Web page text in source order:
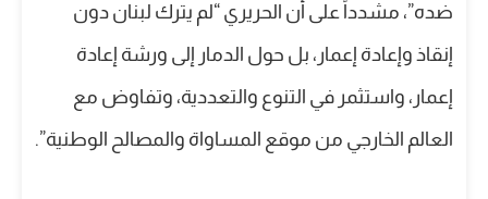
ضده”، مشدداً على أن الحريري “لم يترك لبنان دون
إنقاذ وإعادة إعمار، بل حول الدمار إلى ورشة إعادة
إعمار، واستثمر في التنوع والتعددية، وتفاوض مع
العالم الخارجي من موقع المساواة والمصالح الوطنية”.